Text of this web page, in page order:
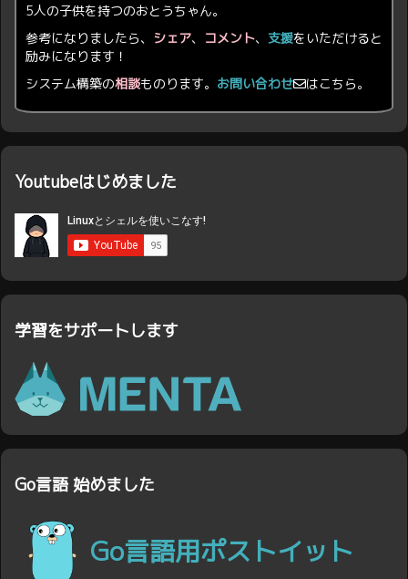
5人の子供を持つのおとうちゃん。
参考になりましたら、 シェア、 コメント、 支援をいただけると
励みになります！
システム構築の相談ものります。 お問い合わせ はこちら。
Youtubeはじめました
学習をサポートします
Go言語 始めました
Go言語用ポストイット